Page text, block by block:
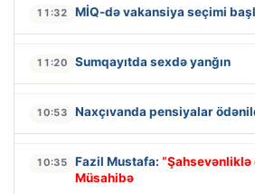
11:32 MİQ-də vakansiya seçimi
11:20 Sumqayıtda sexdə yanğın
10:53 Naxçıvanda pensiyalar
10:35 Fazil Mustafa:
Müsahibə